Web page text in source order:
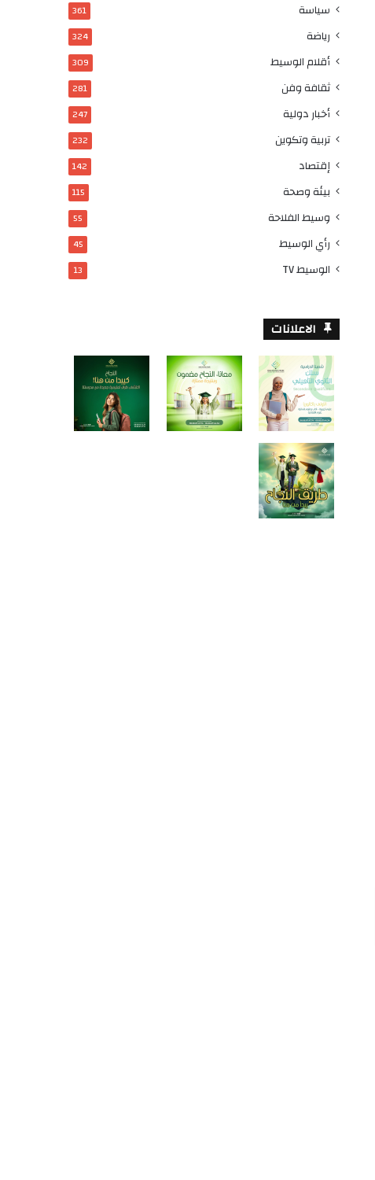
سياسة 361
رياضة 324
أقلام الوسيط 309
ثقافة وفن 281
أخبار دولية 247
تربية وتكوين 232
إقتصاد 142
بيئة وصحة 115
وسيط الفلاحة 55
رأي الوسيط 45
الوسيط TV 13
الاعلانات